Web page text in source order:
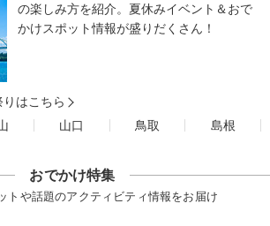
の楽しみ方を紹介。夏休みイベント＆おで
かけスポット情報が盛りだくさん！
はこちら
山口 鳥取 島根
おでかけ特集
トや話題のアクティビティ情報をお届け